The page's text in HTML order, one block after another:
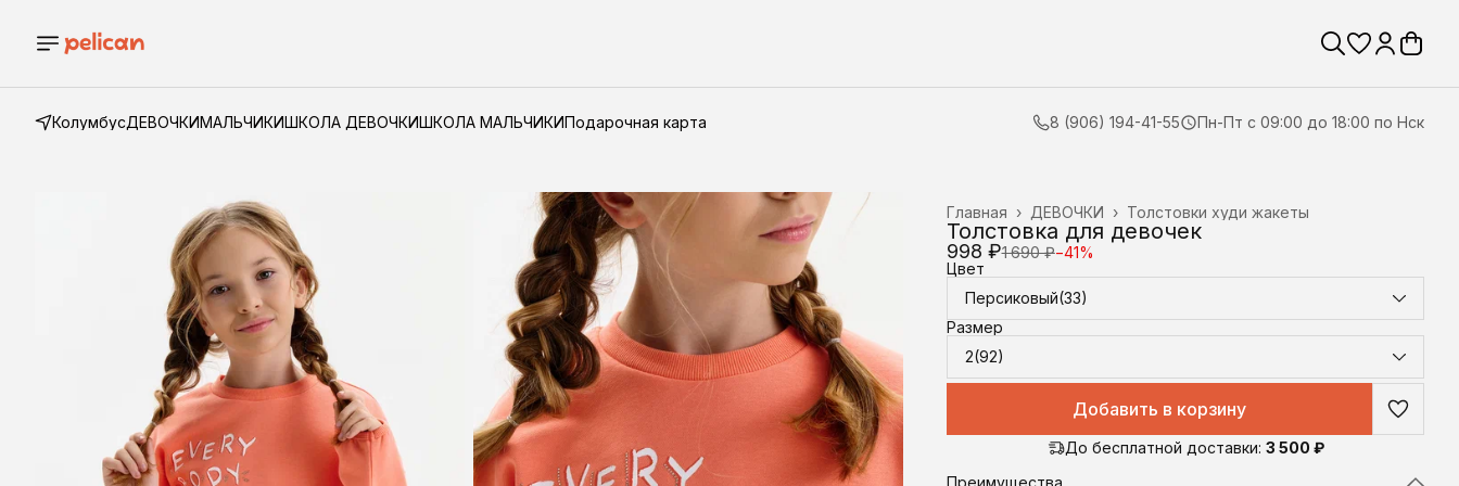
КолумбусДЕВОЧКИМАЛЬЧИКИШКОЛА ДЕВОЧКИШКОЛА МАЛЬЧИКИПодарочная карта 8 (906) 194-41-55 Пн-Пт с 09:00 до 18:00 по Нск
Толстовки худи жакеты
ДЕВОЧКИ ›
Главная ›
Толстовка для девочек
998 ₽1 690 ₽−41%
Цвет
Персиковый(33)
Размер
2(92)
Добавить в корзину
До бесплатной доставки: 3 500 ₽
Преимущества